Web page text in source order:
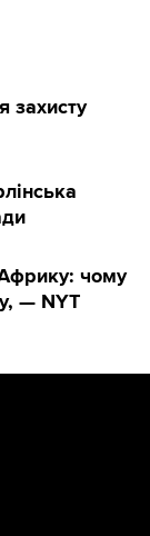
захисту
чому
— NYT